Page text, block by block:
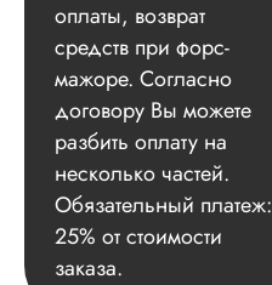
оплаты, возврат
средств при форс-
мажоре. Согласно
договору Вы можете
разбить оплату на
несколько частей.
Обязательный платеж:
25% от стоимости
заказа.